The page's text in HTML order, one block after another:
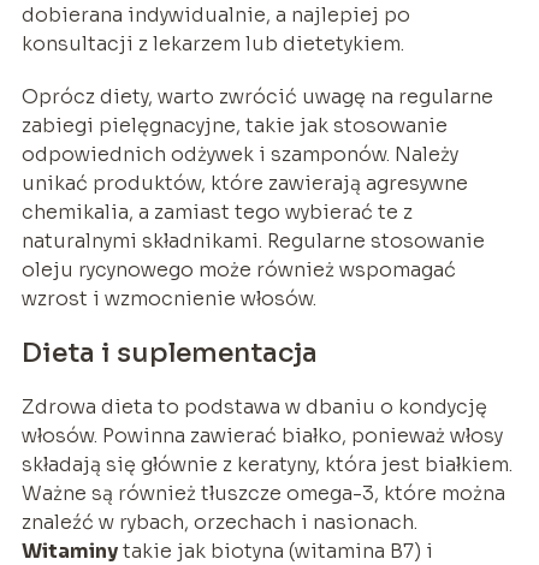
dobierana indywidualnie, a najlepiej po
konsultacji z lekarzem lub dietetykiem.
Oprócz diety, warto zwrócić uwagę na regularne
zabiegi pielęgnacyjne, takie jak stosowanie
odpowiednich odżywek i szamponów. Należy
unikać produktów, które zawierają agresywne
chemikalia, a zamiast tego wybierać te z
naturalnymi składnikami. Regularne stosowanie
oleju rycynowego może również wspomagać
wzrost i wzmocnienie włosów.
Dieta i suplementacja
Zdrowa dieta to podstawa w dbaniu o kondycję
włosów. Powinna zawierać białko, ponieważ włosy
składają się głównie z keratyny, która jest białkiem.
Ważne są również tłuszcze omega-3, które można
znaleźć w rybach, orzechach i nasionach.
Witaminytakie jak biotyna (witamina B7) i